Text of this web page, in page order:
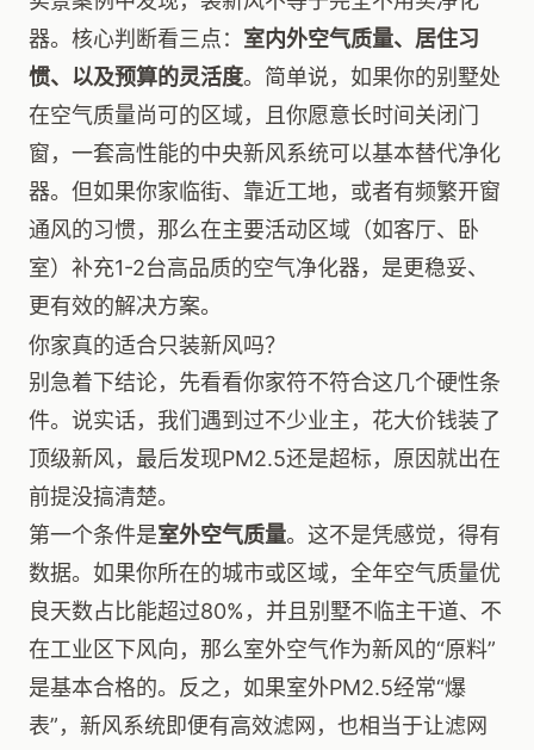
器。核心判断看三点： 室内外空气质量、居住习
惯、以及预算的灵活度。简单说，如果你的别墅处
在空气质量尚可的区域，且你愿意长时间关闭门
窗，一套高性能的中央新风系统可以基本替代净化
器。但如果你家临街、靠近工地，或者有频繁开窗
通风的习惯，那么在主要活动区域（如客厅、卧
室）补充1-2台高品质的空气净化器，是更稳妥、
更有效的解决方案。
你家真的适合只装新风吗？
别急着下结论，先看看你家符不符合这几个硬性条
件。说实话，我们遇到过不少业主，花大价钱装了
顶级新风，最后发现PM2.5还是超标，原因就出在
前提没搞清楚。
第一个条件是室外空气质量。这不是凭感觉，得有
数据。如果你所在的城市或区域，全年空气质量优
良天数占比能超过80%，并且别墅不临主干道、不
在工业区下风向，那么室外空气作为新风的“原料”
是基本合格的。反之，如果室外PM2.5经常“爆
表”，新风系统即便有高效滤网，也相当于让滤网